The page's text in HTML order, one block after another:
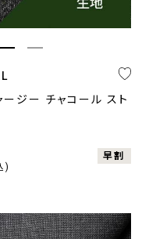
ージー チャコール スト
)
早割